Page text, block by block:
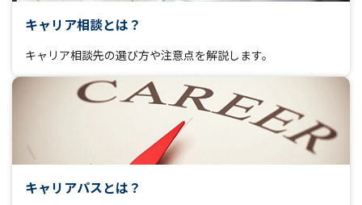
キャリア相談とは？
キャリア相談先の選び方や注意点を解説します。
キャリアパスとは？